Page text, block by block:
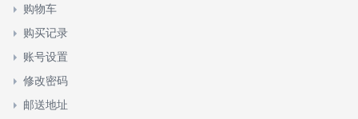
购物车
购买记录
账号设置
修改密码
邮送地址